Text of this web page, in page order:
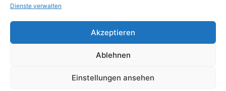
Dienste verwalten
Akzeptieren
Ablehnen
Einstellungen ansehen
wurden vonIlse G.
Datenschutz|Impressum